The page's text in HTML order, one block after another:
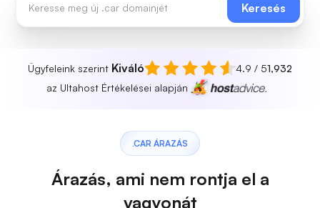
Keresés
Ügyfeleink szerint Kiváló 4.9 / 51,932
az Ultahost Értékelései alapján
.CAR ÁRAZÁS
Árazás, ami nem rontja el a
vagyonát